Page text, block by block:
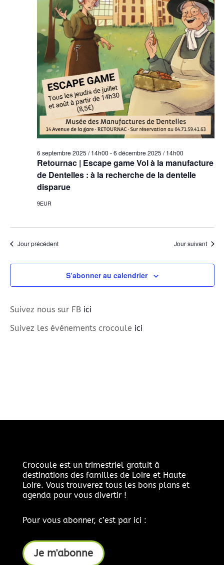
Retournac | Escape game Vol à la manufacture
de Dentelles : à la recherche de la dentelle
disparue
6 septembre 2025 / 14h00 -6 décembre 2025 / 14h00
9EUR
Jour précédent Jour suivant
S’abonner au calendrier
Suivez nous sur FB ici
Suivez les événements crocoule ici
Crocoule est un trimestriel gratuit à
destinations des familles de Loire et Haute
Loire. Vous trouverez tous les bons plans et
agenda pour vous divertir !
Pour vous abonner, c’est par ici :
Je m'abonne